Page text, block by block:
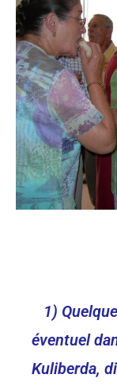
1)
éventuel
Kuliberda,